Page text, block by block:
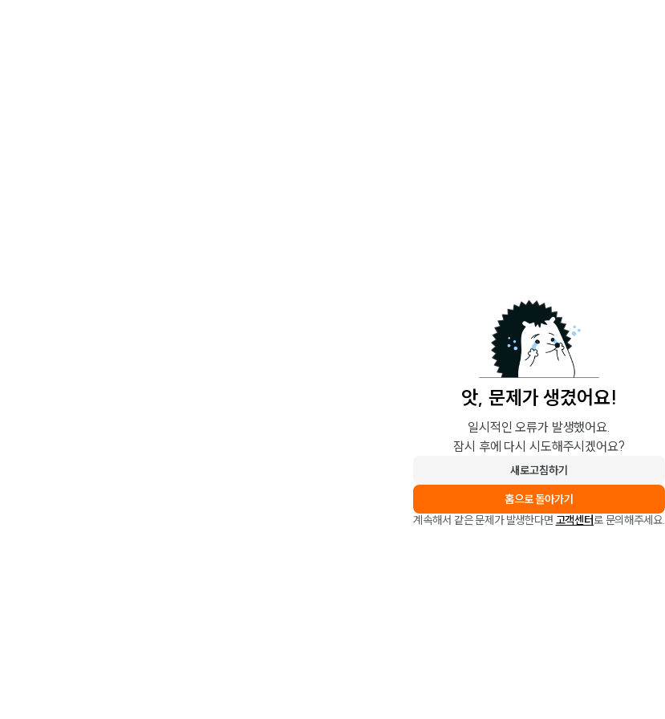
앗, 문제가 생겼어요!
일시적인 오류가 발생했어요.
잠시 후에 다시 시도해주시겠어요?
새로고침하기
홈으로 돌아가기
계속해서 같은 문제가 발생한다면 고객센터로 문의해주세요.